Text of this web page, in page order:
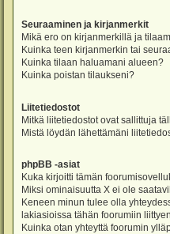
Seuraaminen ja kirjanmerkit
Mikä ero on kirjanmerkillä ja
Kuinka teen kirjanmerkin tai
Kuinka tilaan haluamani alueen?
Kuinka poistan tilaukseni?
Liitetiedostot
Mitkä liitetiedostot ovat sallittuja
Mistä löydän lähettämäni
phpBB -asiat
Kuka kirjoitti tämän
Miksi ominaisuutta X ei ole
Keneen minun tulee olla
lakiasioissa tähän foorumiin
Kuinka otan yhteyttä foorumin